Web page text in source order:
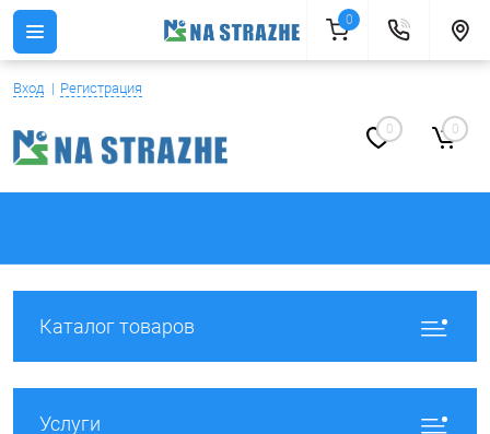
Вход Регистрация
0 0
Каталог товаров
Услуги
0